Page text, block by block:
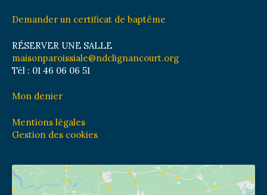
Demander un certificat de baptême
RÉSERVER UNE SALLE
maisonparoissiale@ndclignancourt.org
Tél : 01 46 06 06 51
Mon denier
Mentions légales
Gestion des cookies